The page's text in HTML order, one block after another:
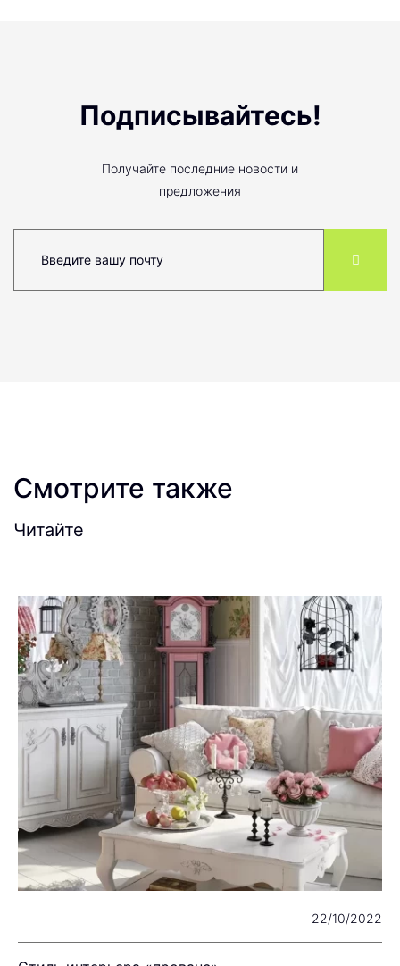
Подписывайтесь!
Получайте последние новости и
предложения
Смотрите также
Читайте
22/10/2022